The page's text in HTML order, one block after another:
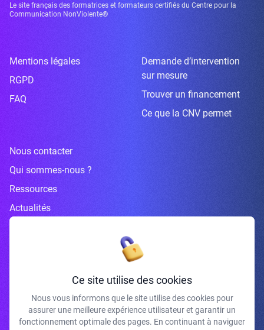
Le site français des formatrices et formateurs certifiés du Centre pour la
Communication NonViolente®
Mentions légales
RGPD
FAQ
Demande d’intervention
sur mesure
Trouver un financement
Ce que la CNV permet
Nous contacter
Qui sommes-nous ?
Ressources
Actualités
Inscrivez-vous à la newsletter
J'accepte de recevoir vos e-mails et confirme avoir pris connaissance de
Ce site utilise des cookies
Nous vous informons que le site utilise des cookies pour
assurer une meilleure expérience utilisateur et garantir un
fonctionnement optimale des pages. En continuant à naviguer